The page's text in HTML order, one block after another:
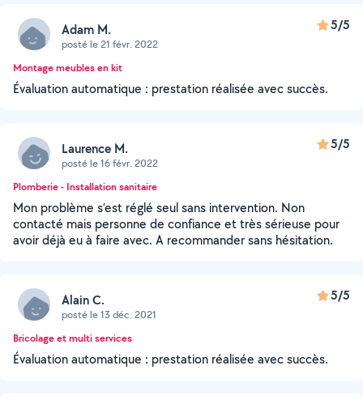
Adam M.
posté le 21 févr. 2022
5/5
Montage meubles en kit
Évaluation automatique : prestation réalisée avec succès.
Laurence M.
posté le 16 févr. 2022
5/5
Plomberie - Installation sanitaire
Mon problème s’est réglé seul sans intervention. Non
contacté mais personne de confiance et très sérieuse pour
avoir déjà eu à faire avec. A recommander sans hésitation.
Alain C.
posté le 13 déc. 2021
5/5
Bricolage et multi services
Évaluation automatique : prestation réalisée avec succès.